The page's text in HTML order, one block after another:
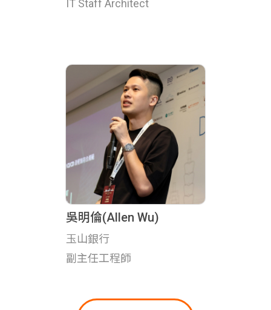
IT Staff Architect
吳明倫(Allen Wu)
玉山銀行
副主任工程師